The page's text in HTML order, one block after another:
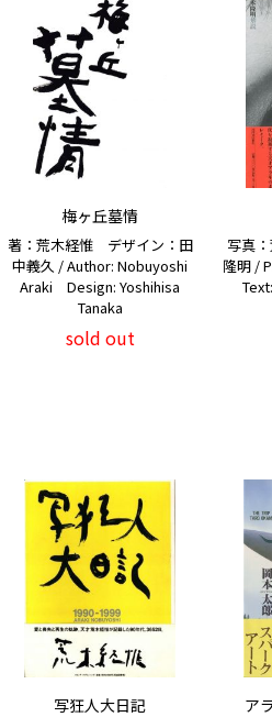
梅ヶ丘墓情
著：荒木経惟 デザイン：田
中義久 / Author: Nobuyoshi
Araki Design: Yoshihisa
Tanaka
sold out
写真
隆明 /
写狂人大日記 ア